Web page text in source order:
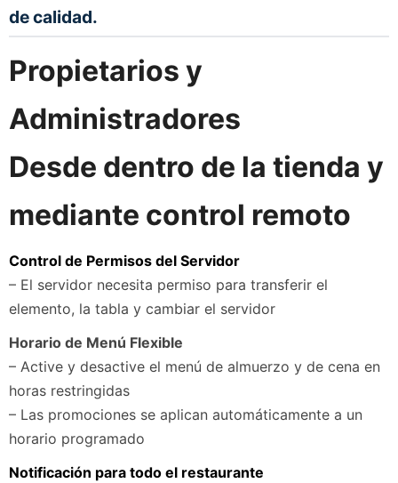
de calidad.
Propietarios y
Administradores
Desde dentro de la tienda y
mediante control remoto
Control de Permisos del Servidor
– El servidor necesita permiso para transferir el
elemento, la tabla y cambiar el servidor
Horario de Menú Flexible
– Active y desactive el menú de almuerzo y de cena en
horas restringidas
– Las promociones se aplican automáticamente a un
horario programado
Notificación para todo el restaurante